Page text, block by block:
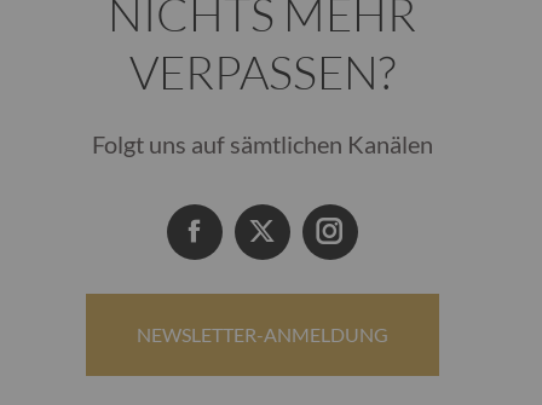
NICHTS MEHR
VERPASSEN?
Folgt uns auf sämtlichen Kanälen
Facebook
X Instagram
NEWSLETTER-ANMELDUNG